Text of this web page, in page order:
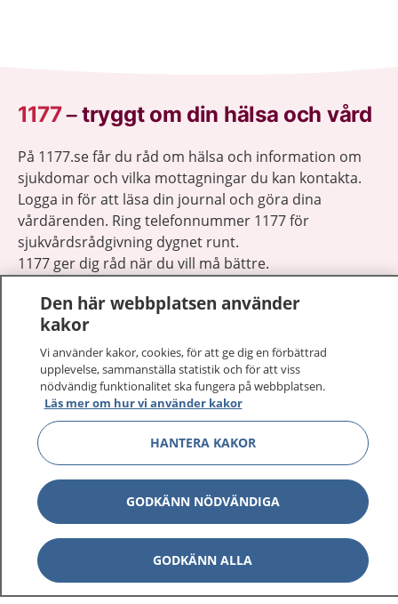
1177–tryggt om din hälsa och vård
På 1177.se får du råd om hälsa och information om
sjukdomar och vilka mottagningar du kan kontakta.
Logga in för att läsa din journal och göra dina
vårdärenden. Ring telefonnummer 1177 för
sjukvårdsrådgivning dygnet runt.
1177 ger dig råd när du vill må bättre.
1177 på flera språk
Om 1177 Visa
Kontakt
Behandling av personuppgifter
Hantering av kakor
Den här webbplatsen använder
kakor
Vi använder kakor, cookies, för att ge dig en förbättrad
upplevelse, sammanställa statistik och för att viss
nödvändig funktionalitet ska fungera på webbplatsen.
Läs mer om hur vi använder kakor
HANTERA KAKOR
GODKÄNN NÖDVÄNDIGA
GODKÄNN ALLA